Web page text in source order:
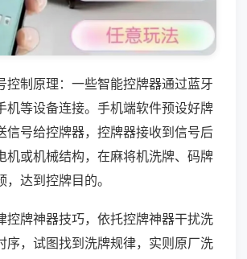
控制原理：一些智能控牌器通过蓝牙
机等设备连接。手机端软件预设好牌
信号给控牌器，控牌器接收到信号后
机或机械结构，在麻将机洗牌、码牌
达到控牌目的。
控牌神器技巧，依托控牌神器干扰洗
序，试图找到洗牌规律，实则原厂洗